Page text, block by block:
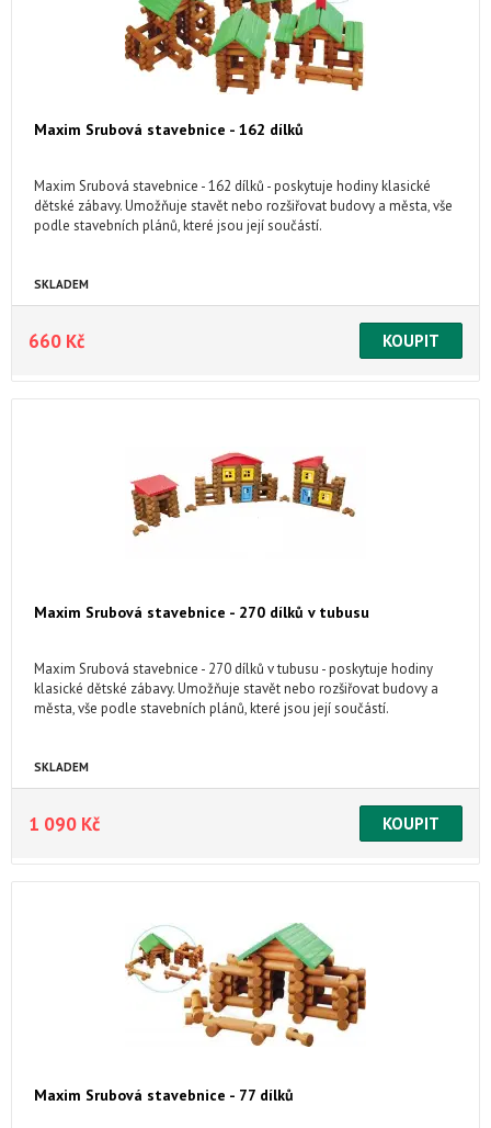
Maxim Srubová stavebnice - 162 dílků
Maxim Srubová stavebnice - 162 dílků - poskytuje hodiny klasické
dětské zábavy. Umožňuje stavět nebo rozšiřovat budovy a města, vše
podle stavebních plánů, které jsou její součástí.
SKLADEM
660 Kč
Maxim Srubová stavebnice - 270 dílků v tubusu
Maxim Srubová stavebnice - 270 dílků v tubusu - poskytuje hodiny
klasické dětské zábavy. Umožňuje stavět nebo rozšiřovat budovy a
města, vše podle stavebních plánů, které jsou její součástí.
SKLADEM
1 090 Kč
Maxim Srubová stavebnice - 77 dílků